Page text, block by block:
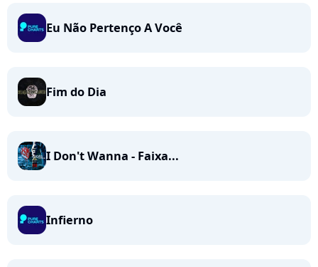
Eu Não Pertenço A Você
Fim do Dia
I Don't Wanna - Faixa...
Infierno